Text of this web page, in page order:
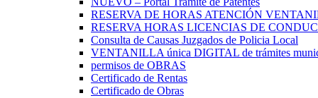
RESERVA DE HORAS ATENCIÓN
RESERVA HORAS LICENCIAS DE
Consulta de Causas Juzgados de Policia Local
VENTANILLA única DIGITAL de trámites
permisos de OBRAS
Certificado de Rentas
Certificado de Obras